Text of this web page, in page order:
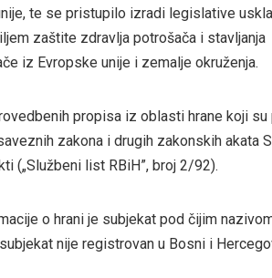
te se pristupilo izradi legislative
zaštite zdravlja potrošača i stavljanja
iz Evropske unije i zemalje okruženja.
propisa iz oblasti hrane koji
zakona i drugih zakonskih akata
(„Službeni list RBiH”, broj 2/92).
o hrani je subjekat pod čijim
nije registrovan u Bosni i